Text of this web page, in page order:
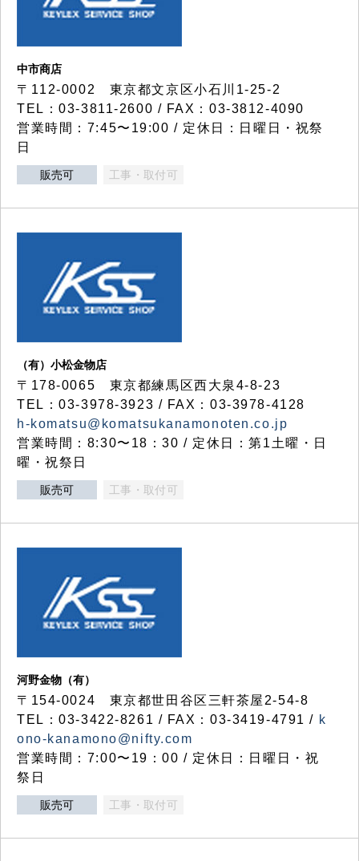
中市商店
〒112-0002 東京都文京区小石川1-25-2
TEL：03-3811-2600 / FAX：03-3812-4090
営業時間：7:45〜19:00 / 定休日：日曜日・祝祭
日
販売可 工事・取付可
（有）小松金物店
〒178-0065 東京都練馬区西大泉4-8-23
TEL：03-3978-3923 / FAX：03-3978-4128
h-komatsu@komatsukanamonoten.co.jp
営業時間：8:30〜18：30 / 定休日：第1土曜・日
曜・祝祭日
販売可 工事・取付可
河野金物（有）
〒154-0024 東京都世田谷区三軒茶屋2-54-8
TEL：03-3422-8261 / FAX：03-3419-4791 / k
ono-kanamono@nifty.com
営業時間：7:00〜19：00 / 定休日：日曜日・祝
祭日
販売可 工事・取付可